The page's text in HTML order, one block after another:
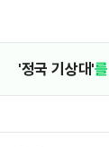
'정국 기상대'